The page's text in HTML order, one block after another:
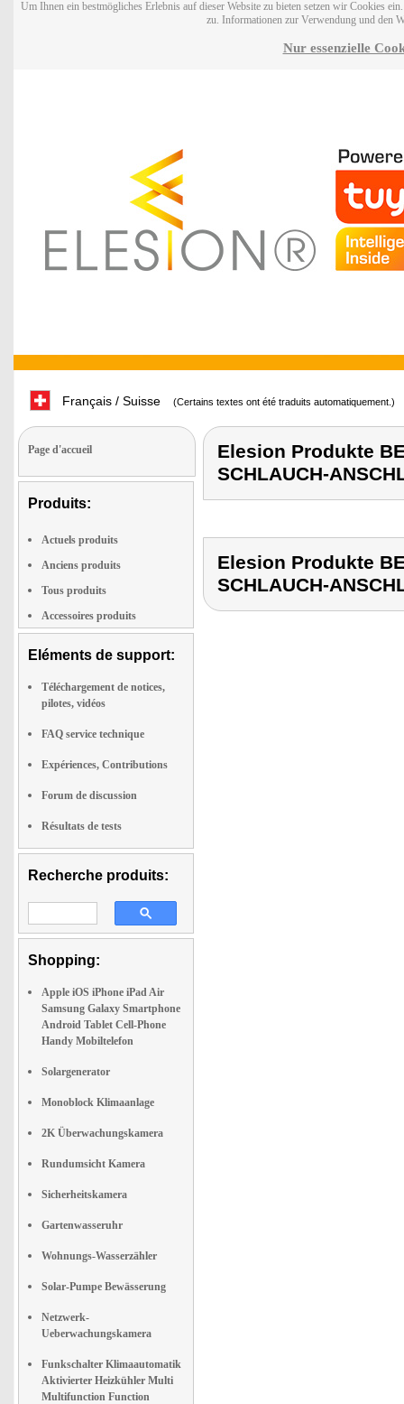
Um Ihnen ein bestmögliches Erlebnis auf dieser Website zu bieten setzen wir Cookies
zu. Informationen zur Verwendung und den
Nur essenzielle
Français / Suisse (Certains textes ont été traduits automatiquement.)
Page d'accueil
Produits:
Actuels produits
Anciens produits
Tous produits
Accessoires produits
Eléments de support:
Téléchargement de notices,
pilotes, vidéos
FAQ service technique
Expériences, Contributions
Forum de discussion
Résultats de tests
Recherche produits:
Shopping:
Apple iOS iPhone iPad Air
Samsung Galaxy Smartphone
Android Tablet Cell-Phone
Handy Mobiltelefon
Solargenerator
Monoblock Klimaanlage
2K Überwachungskamera
Rundumsicht Kamera
Sicherheitskamera
Gartenwasseruhr
Wohnungs-Wasserzähler
Solar-Pumpe Bewässerung
Netzwerk-
Ueberwachungskamera
Funkschalter Klimaautomatik
Aktivierter Heizkühler Multi
Multifunction Function
Elesion Produkte
SCHLAUCH-
Elesion Produkte
SCHLAUCH-